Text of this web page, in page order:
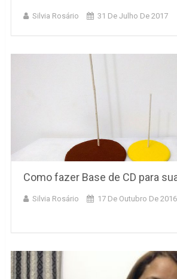
Silvia Rosário 31 De Julho De 2017
Como fazer Base de CD para
Silvia Rosário 17 De Outubro De 2016